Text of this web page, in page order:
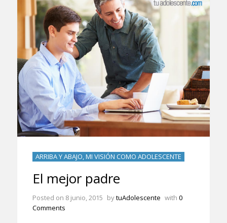
ARRIBA Y ABAJO, MI VISIÓN COMO ADOLESCENTE
El mejor padre
Posted on 8 junio, 2015 bytuAdolescente with 0
Comments